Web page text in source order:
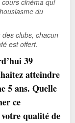
cinéma qui
du
clubs, chacun
est offert.
39
atteindre
5 ans. Quelle
ce
qualité de